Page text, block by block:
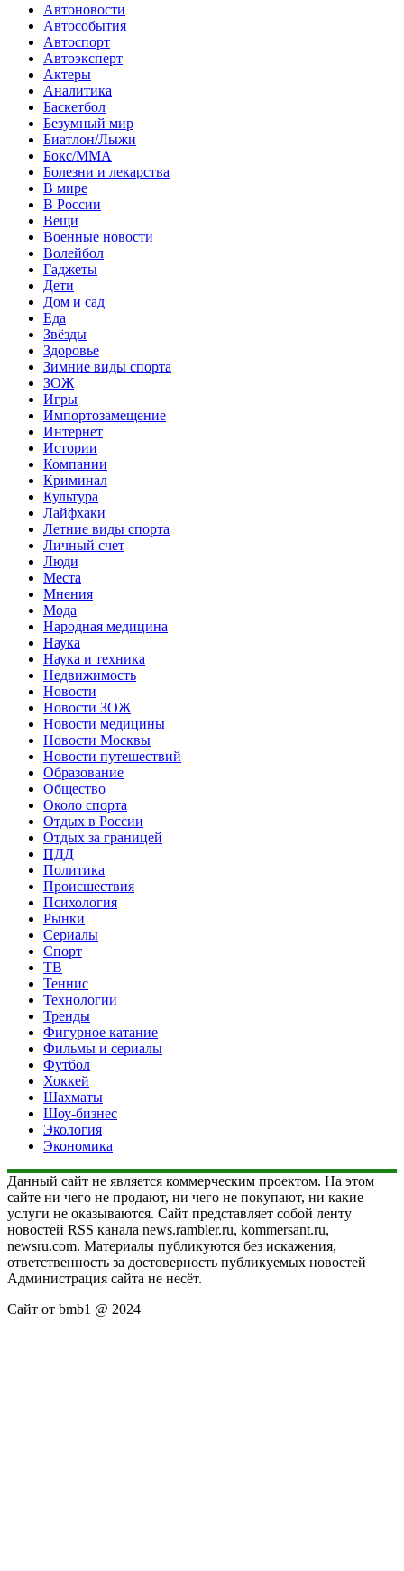
Автоновости
Автособытия
Автоспорт
Автоэксперт
Актеры
Аналитика
Баскетбол
Безумный мир
Биатлон/Лыжи
Бокс/MMA
Болезни и лекарства
В мире
В России
Вещи
Военные новости
Волейбол
Гаджеты
Дети
Дом и сад
Еда
Звёзды
Здоровье
Зимние виды спорта
ЗОЖ
Игры
Импортозамещение
Интернет
Истории
Компании
Криминал
Культура
Лайфхаки
Летние виды спорта
Личный счет
Люди
Места
Мнения
Мода
Народная медицина
Наука
Наука и техника
Недвижимость
Новости
Новости ЗОЖ
Новости медицины
Новости Москвы
Новости путешествий
Образование
Общество
Около спорта
Отдых в России
Отдых за границей
ПДД
Политика
Происшествия
Психология
Рынки
Сериалы
Спорт
ТВ
Теннис
Технологии
Тренды
Фигурное катание
Фильмы и сериалы
Футбол
Хоккей
Шахматы
Шоу-бизнес
Экология
Экономика
Данный сайт не является коммерческим проектом. На этом
сайте ни чего не продают, ни чего не покупают, ни какие
услуги не оказываются. Сайт представляет собой ленту
новостей RSS канала news.rambler.ru, kommersant.ru,
newsru.com. Материалы публикуются без искажения,
ответственность за достоверность публикуемых новостей
Администрация сайта не несёт.
Сайт от bmb1 @ 2024